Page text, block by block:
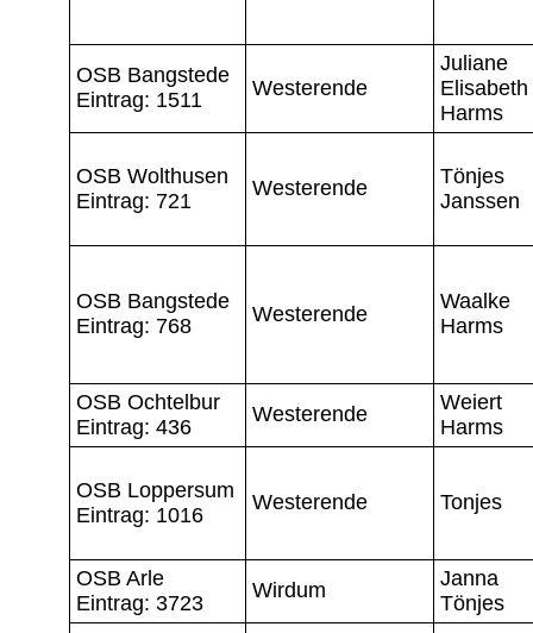
OSB Bangstede
Eintrag: 1511
Westerende
Juliane
Elisabeth
Harms
OSB Wolthusen
Eintrag: 721
Westerende
Tönjes
Janssen
OSB Bangstede
Eintrag: 768
Westerende
Waalke
Harms
OSB Ochtelbur
Eintrag: 436
Westerende
Weiert
Harms
OSB Loppersum
Eintrag: 1016
Westerende Tonjes
OSB Arle
Eintrag: 3723
Wirdum
Janna
Tönjes